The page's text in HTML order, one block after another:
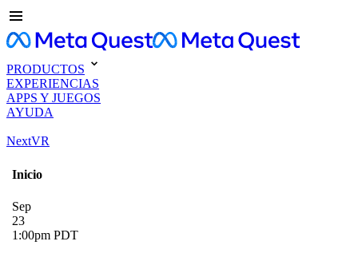
PRODUCTOS
EXPERIENCIAS
APPS Y JUEGOS
AYUDA
NextVR
Inicio
Sep
23
1:00pm PDT